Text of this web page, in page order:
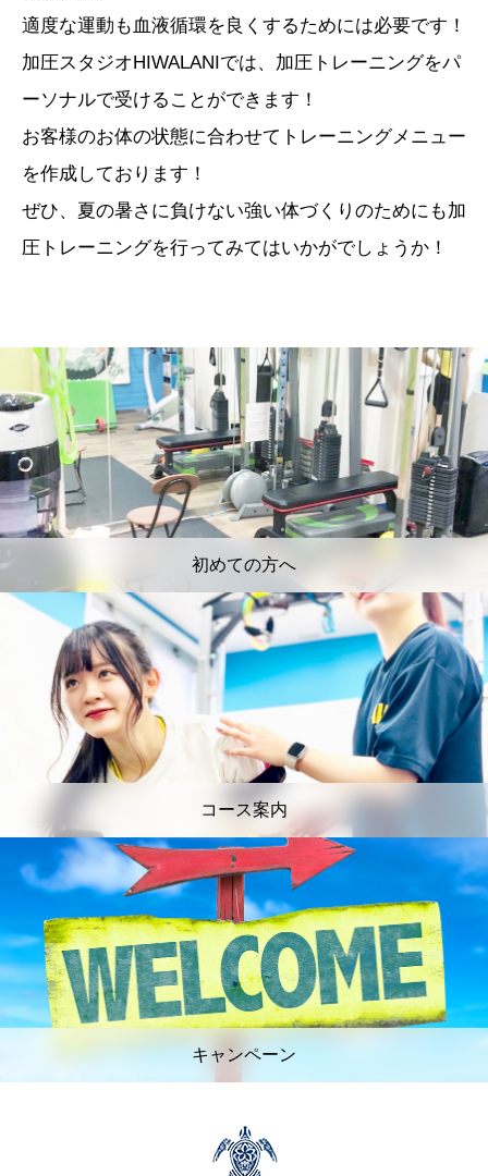
適度な運動も血液循環を良くするためには必要です！
加圧スタジオHIWALANIでは、加圧トレーニングをパ
ーソナルで受けることができます！
お客様のお体の状態に合わせてトレーニングメニュー
を作成しております！
ぜひ、夏の暑さに負けない強い体づくりのためにも加
圧トレーニングを行ってみてはいかがでしょうか！
初めての方へ
コース案内
キャンペーン